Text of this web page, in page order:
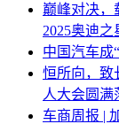
巅峰对决，
2025奥迪
中国汽车成
恒所向，致
人大会圆满
车商周报 |